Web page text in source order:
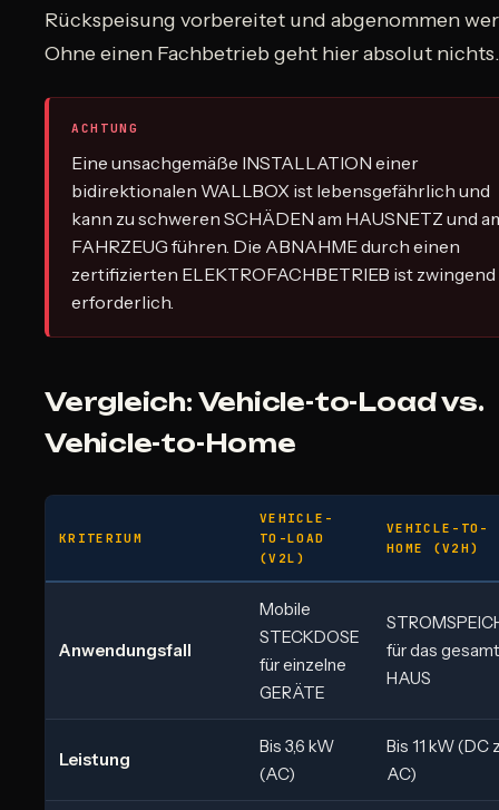
Rückspeisung vorbereitet und abgenommen
Ohne einen Fachbetrieb geht hier absolut nichts.
ACHTUNG
Eine unsachgemäße INSTALLATION einer
bidirektionalen WALLBOX ist lebensgefährlich und
kann zu schweren SCHÄDEN am HAUSNETZ und
FAHRZEUG führen. Die ABNAHME durch einen
zertifizierten ELEKTROFACHBETRIEB ist zwingend
erforderlich.
Vergleich: Vehicle-to-Load vs.
Vehicle-to-Home
KRITERIUM
VEHICLE-
TO-LOAD
(V2L)
VEHICLE-TO-
HOME (V2H)
Anwendungsfall
Mobile
STECKDOSE
für einzelne
GERÄTE
für das
HAUS
Leistung
Bis 3,6 kW
(AC)
Bis 11 kW (DC
AC)